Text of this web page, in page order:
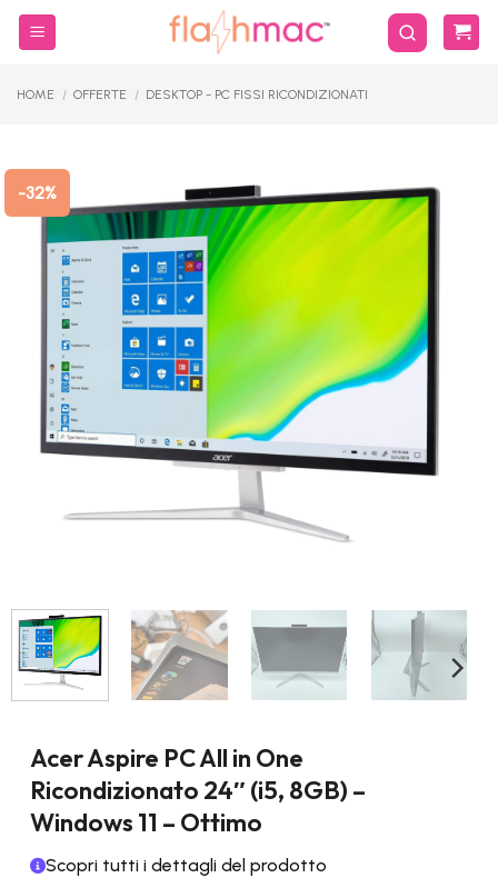
Salta
HOME / OFFERTE / DESKTOP - PC FISSI RICONDIZIONATI
-32%
Acer Aspire PC All in One
Ricondizionato 24″ (i5, 8GB) –
Windows 11 – Ottimo
Scopri tutti i dettagli del prodotto